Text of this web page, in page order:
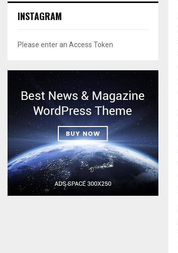
INSTAGRAM
Please enter an Access Token